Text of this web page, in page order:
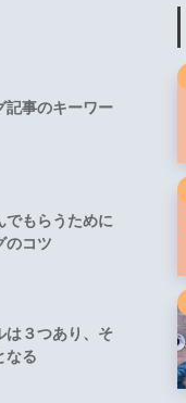
記事のキーワー
でもらうために
のコツ
は３つあり、そ
なる